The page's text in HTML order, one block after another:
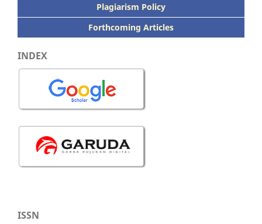
Plagiarism Policy
Forthcoming Articles
INDEX
ISSN